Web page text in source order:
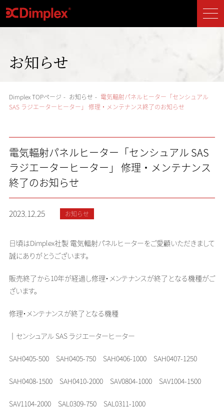
お知らせ
Dimplex TOPページ - お知らせ - 電気輻射パネルヒーター「センシュアル
SAS ラジエーターヒーター」 修理・メンテナンス終了のお知らせ
電気輻射パネルヒーター「センシュアル SAS
ラジエーターヒーター」 修理・メンテナンス
終了のお知らせ
2023.12.25 お知らせ
日頃はDimplex社製 電気輻射パネルヒーターをご愛顧いただきまして
誠にありがとうございます。
販売終了から10年が経過し修理・メンテナンスが終了となる機種がご
ざいます。
修理・メンテナンスが終了となる機種
｜ センシュアル SAS ラジエーターヒーター
SAH0405-500 SAH0405-750 SAH0406-1000 SAH0407-1250
SAH0408-1500 SAH0410-2000 SAV0804-1000 SAV1004-1500
SAV1104-2000 SAL0309-750 SAL0311-1000